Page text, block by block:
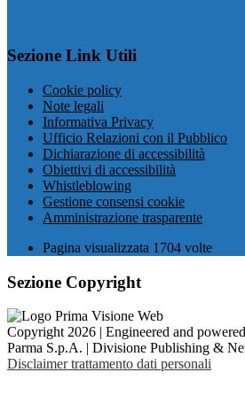
Sezione Link Utili
Cookie policy
Note legali
Informativa Privacy
Ufficio Relazioni con il Pubblico
Dichiarazione di accessibilità
Obiettivi di accessibilità
Whistleblowing
Gestione consensi cookie
Amministrazione trasparente
Pagina visualizzata 1704 volte
Sezione Copyright
Copyright 2026 | Engineered and
Parma S.p.A. | Divisione Publishing &
Disclaimer trattamento dati personali